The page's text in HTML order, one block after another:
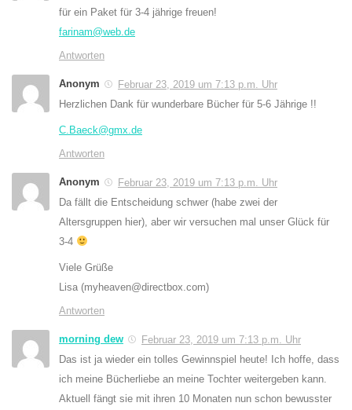
für ein Paket für 3-4 jährige freuen!
farinam@web.de
Antworten
Anonym
Februar 23, 2019 um 7:13 p.m. Uhr
Herzlichen Dank für wunderbare Bücher für 5-6 Jährige !!
C.Baeck@gmx.de
Antworten
Anonym
Februar 23, 2019 um 7:13 p.m. Uhr
Da fällt die Entscheidung schwer (habe zwei der
Altersgruppen hier), aber wir versuchen mal unser Glück für
3-4
Viele Grüße
Lisa (myheaven@directbox.com)
Antworten
morning dew
Februar 23, 2019 um 7:13 p.m. Uhr
Das ist ja wieder ein tolles Gewinnspiel heute! Ich hoffe, dass
ich meine Bücherliebe an meine Tochter weitergeben kann.
Aktuell fängt sie mit ihren 10 Monaten nun schon bewusster